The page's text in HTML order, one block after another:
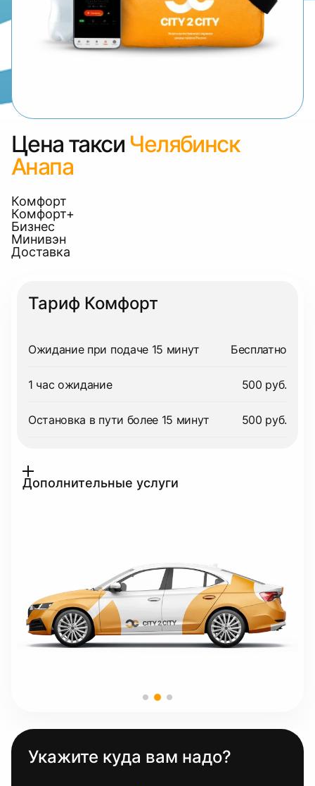
Цена такси Челябинск
Анапа
Комфорт
Комфорт+
Бизнес
Минивэн
Доставка
Тариф Комфорт
Ожидание при подаче 15 минут Бесплатно
1 час ожидание 500 руб.
Остановка в пути более 15 минут 500 руб.
Дополнительные услуги
Укажите куда вам надо?